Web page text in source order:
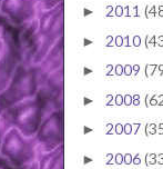
► 2011
► 2010
► 2009
► 2008
► 2007
► 2006